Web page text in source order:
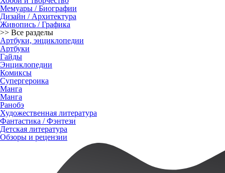
Мемуары / Биографии
Дизайн / Архитектура
Живопись / Графика
>> Все разделы
Артбуки, энциклопедии
Артбуки
Гайды
Энциклопедии
Комиксы
Супергероика
Манга
Манга
Ранобэ
Художественная литература
Фантастика / Фэнтези
Детская литература
Обзоры и рецензии